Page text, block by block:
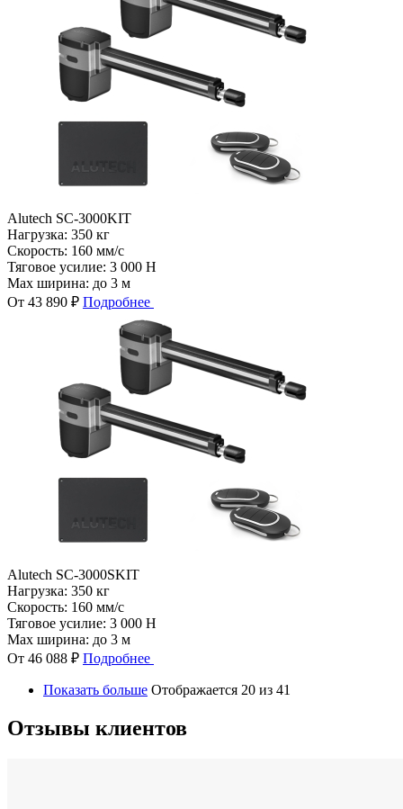
Alutech SC-3000KIT
Нагрузка: 350 кг
Скорость: 160 мм/с
Тяговое усилие: 3 000 Н
Max ширина: до 3 м
От 43 890 ₽ Подробнее
Alutech SC-3000SKIT
Нагрузка: 350 кг
Скорость: 160 мм/с
Тяговое усилие: 3 000 Н
Max ширина: до 3 м
От 46 088 ₽ Подробнее
Показать больше Отображается 20 из 41
Отзывы клиентов